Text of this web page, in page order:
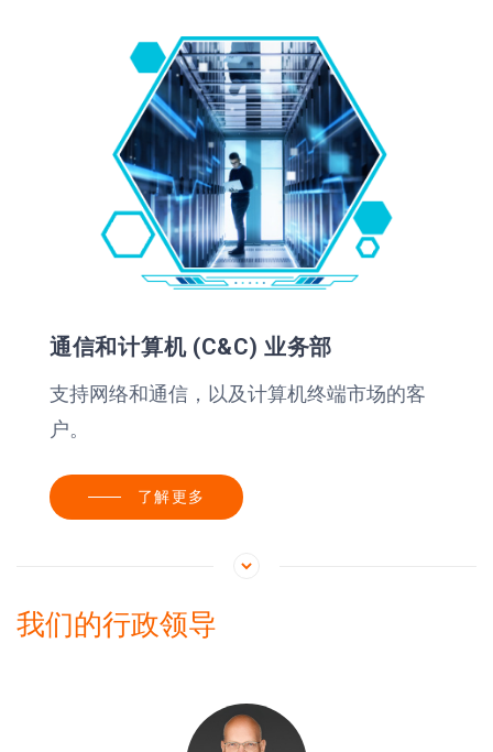
通信和计算机 (C&C) 业务部
支持网络和通信，以及计算机终端市场的客
户。
了解更多
我们的行政领导